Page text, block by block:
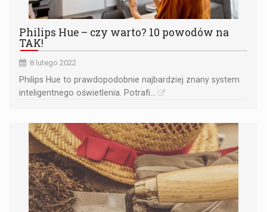
Philips Hue – czy warto? 10 powodów na
TAK!
8 lutego 2022
​Philips Hue to prawdopodobnie najbardziej znany system
inteligentnego oświetlenia. Potrafi...